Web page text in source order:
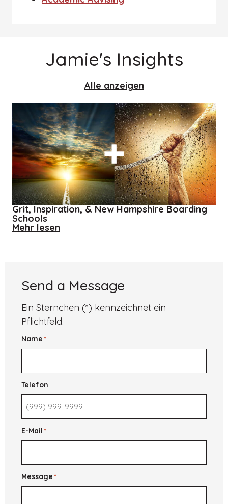
Jamie's Insights
Alle anzeigen
Grit, Inspiration, & New Hampshire Boarding
Schools
Mehr lesenabout
Boarding
Schools
Send a Message
Ein Sternchen (*) kennzeichnet ein
Pflichtfeld.
Name*
Telefon
E-Mail*
Message*